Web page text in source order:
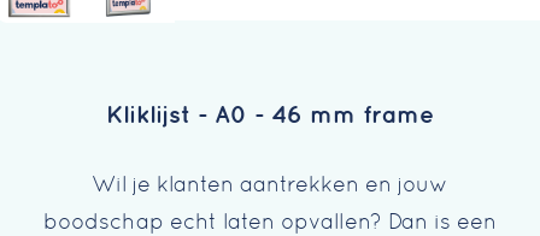
Kliklijst - A0 - 46 mm frame
Wil je klanten aantrekken en jouw
boodschap echt laten opvallen? Dan is een